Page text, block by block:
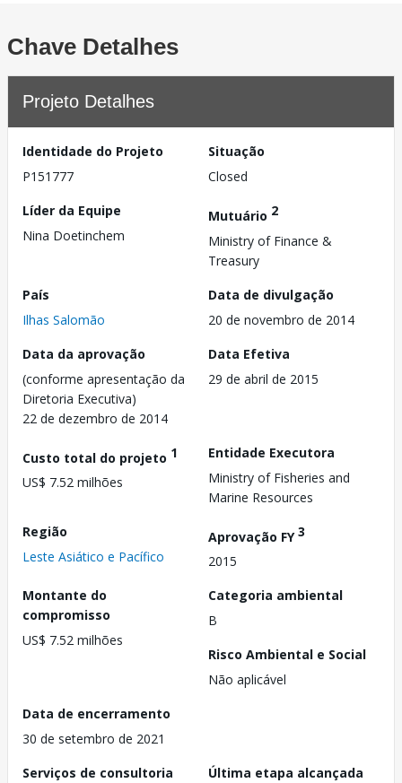
Chave Detalhes
Projeto Detalhes
Identidade do Projeto
P151777
Situação
Closed
Líder da Equipe
Nina Doetinchem
Mutuário 2
Ministry of Finance &
Treasury
País
Ilhas Salomão
Data de divulgação
20 de novembro de 2014
Data da aprovação
(conforme apresentação da
Diretoria Executiva)
22 de dezembro de 2014
Data Efetiva
29 de abril de 2015
Custo total do projeto 1
US$ 7.52 milhões
Entidade Executora
Ministry of Fisheries and
Marine Resources
Região
Leste Asiático e Pacífico
Aprovação FY3
2015
Montante do
compromisso
US$ 7.52 milhões
Categoria ambiental
B
Risco Ambiental e Social
Não aplicável
Data de encerramento
30 de setembro de 2021
Serviços de consultoria
Última etapa alcançada